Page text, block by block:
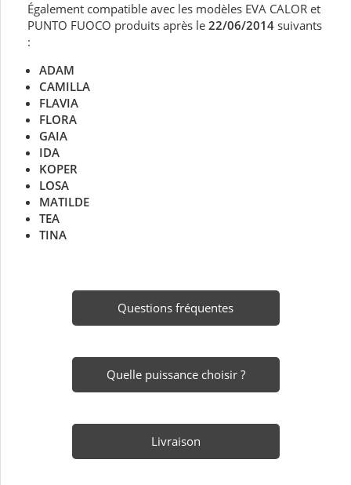
Également compatible avec les modèles EVA CALOR et
PUNTO FUOCO produits après le 22/06/2014 suivants
:
ADAM
CAMILLA
FLAVIA
FLORA
GAIA
IDA
KOPER
LOSA
MATILDE
TEA
TINA
Questions fréquentes
Quelle puissance choisir ?
Livraison